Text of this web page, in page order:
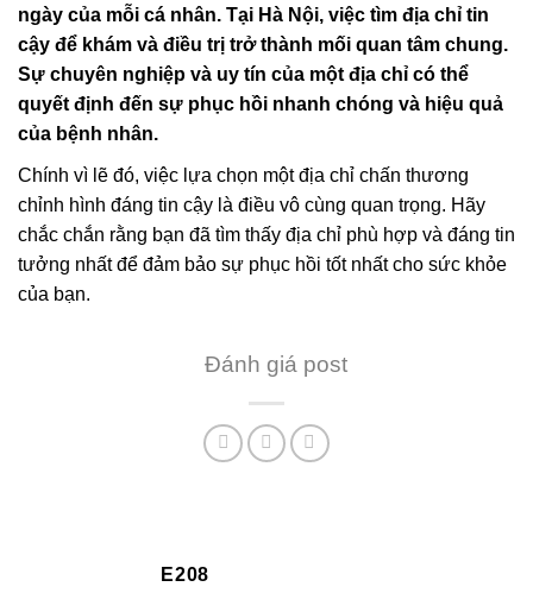
ngày của mỗi cá nhân. Tại Hà Nội, việc tìm địa chỉ tin
cậy để khám và điều trị trở thành mối quan tâm chung.
Sự chuyên nghiệp và uy tín của một địa chỉ có thể
quyết định đến sự phục hồi nhanh chóng và hiệu quả
của bệnh nhân.
Chính vì lẽ đó, việc lựa chọn một địa chỉ chấn thương
chỉnh hình đáng tin cậy là điều vô cùng quan trọng. Hãy
chắc chắn rằng bạn đã tìm thấy địa chỉ phù hợp và đáng tin
tưởng nhất để đảm bảo sự phục hồi tốt nhất cho sức khỏe
của bạn.
Đánh giá post
E208